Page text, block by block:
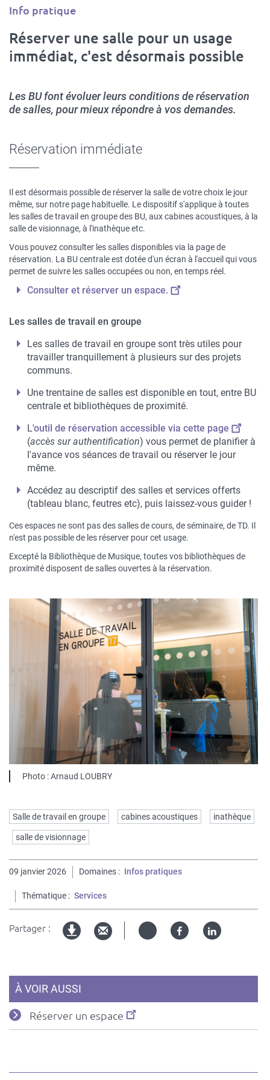
Type
Info pratique
Réserver une salle pour un usage
immédiat, c'est désormais possible
Les BU font évoluer leurs conditions de réservation
de salles, pour mieux répondre à vos demandes.
Réservation immédiate
Il est désormais possible de réserver la salle de votre choix le jour
même, sur notre page habituelle. Le dispositif s'applique à toutes
les salles de travail en groupe des BU, aux cabines acoustiques, à la
salle de visionnage, à l'inathèque etc.
Vous pouvez consulter les salles disponibles via la page de
réservation. La BU centrale est dotée d'un écran à l'accueil qui vous
permet de suivre les salles occupées ou non, en temps réel.
Consulter et réserver un espace.
Les salles de travail en groupe
Les salles de travail en groupe sont très utiles pour
travailler tranquillement à plusieurs sur des projets
communs.
Une trentaine de salles est disponible en tout, entre BU
centrale et bibliothèques de proximité.
L'outil de réservation accessible via cette page
(accès sur authentification) vous permet de planifier à
l'avance vos séances de travail ou réserver le jour
même.
Accédez au descriptif des salles et services offerts
(tableau blanc, feutres etc), puis laissez-vous guider !
Ces espaces ne sont pas des salles de cours, de séminaire, de TD. Il
n'est pas possible de les réserver pour cet usage.
Excepté la Bibliothèque de Musique, toutes vos bibliothèques de
proximité disposent de salles ouvertes à la réservation.
Légende
Photo : Arnaud LOUBRY
Mots
clés
Salle de travail en groupe cabines acoustiques inathèque
salle de visionnage
09 janvier 2026 Domaines Infos pratiques
Thématique Services
Partager : Twitter FacebookLinked
À VOIR AUSSI
Réserver un espace